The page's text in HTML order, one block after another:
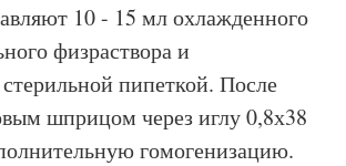
10 - 15 мл охлажденного
физраствора и
пипеткой. После
шприцом через иглу 0,8х38
гомогенизацию.